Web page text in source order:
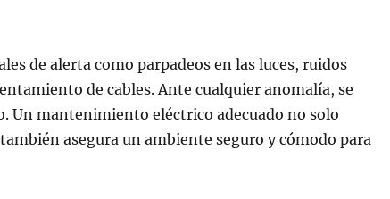
de alerta como parpadeos en las luces, ruidos
de cables. Ante cualquier anomalía, se
Un mantenimiento eléctrico adecuado no solo
asegura un ambiente seguro y cómodo para